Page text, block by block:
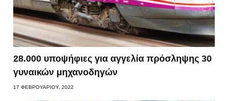
28.000 υποψήφιες για αγγελία πρόσληψης 30
γυναικών μηχανοδηγών
17 ΦΕΒΡΟΥΑΡΊΟΥ, 2022